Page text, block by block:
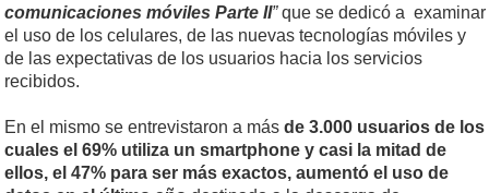
comunicaciones móviles Parte II”que se dedicó a examinar
el uso de los celulares, de las nuevas tecnologías móviles y
de las expectativas de los usuarios hacia los servicios
recibidos.
En el mismo se entrevistaron a más de 3.000 usuarios de los
cuales el 69% utiliza un smartphone y casi la mitad de
ellos, el 47% para ser más exactos, aumentó el uso de